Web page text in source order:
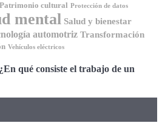
Patrimonio cultural Protección de datos
mental Salud y bienestar
automotriz Transformación
Vehículos eléctricos
¿En qué consiste el trabajo de un